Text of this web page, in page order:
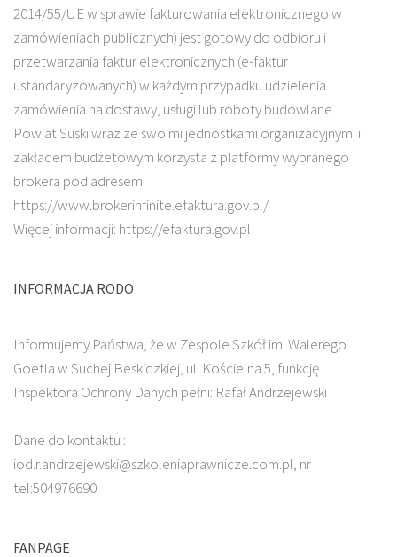
2014/55/UE w sprawie fakturowania elektronicznego w
zamówieniach publicznych) jest gotowy do odbioru i
przetwarzania faktur elektronicznych (e-faktur
ustandaryzowanych) w każdym przypadku udzielenia
zamówienia na dostawy, usługi lub roboty budowlane.
Powiat Suski wraz ze swoimi jednostkami organizacyjnymi i
zakładem budżetowym korzysta z platformy wybranego
brokera pod adresem:
https://www.brokerinfinite.efaktura.gov.pl/
Więcej informacji: https://efaktura.gov.pl
INFORMACJA RODO
Informujemy Państwa, że w Zespole Szkół im. Walerego
Goetla w Suchej Beskidzkiej, ul. Kościelna 5, funkcję
Inspektora Ochrony Danych pełni: Rafał Andrzejewski
Dane do kontaktu :
iod.r.andrzejewski@szkoleniaprawnicze.com.pl, nr
tel:504976690
FANPAGE